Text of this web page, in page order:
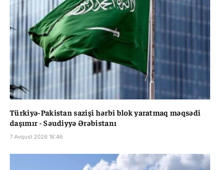
Türkiyə-Pakistan sazişi hərbi blok yaratmaq məqsədi
daşımır - Səudiyyə Ərəbistanı
7 Avqust 2026 18:46